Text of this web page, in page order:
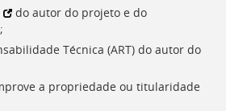
do autor do projeto e do
Técnica (ART) do autor do
a propriedade ou titularidade